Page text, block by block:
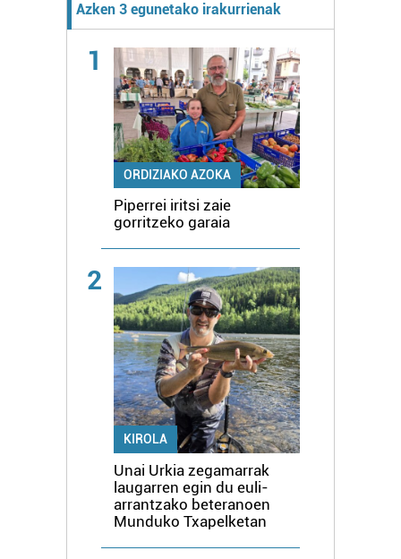
Azken 3 egunetako irakurrienak
1
ORDIZIAKO AZOKA
Piperrei iritsi zaie
gorritzeko garaia
2
KIROLA
Unai Urkia zegamarrak
laugarren egin du euli-
arrantzako beteranoen
Munduko Txapelketan